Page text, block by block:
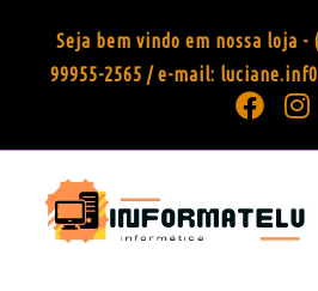
Seja bem vindo em nossa loja -
99955-2565 / e-mail: